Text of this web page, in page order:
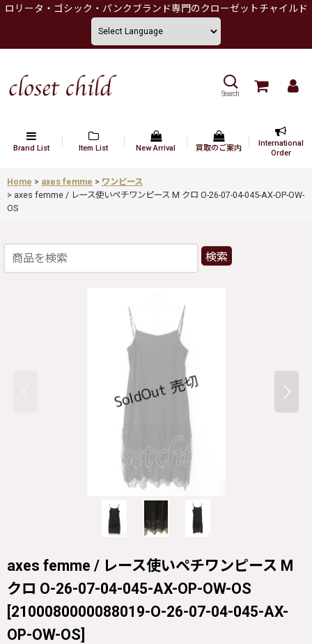
ロリータ・ゴシック・パンクブランド専門のクローゼットチャイルド
Search
Brand List Item List New Arrival 買取のご案内
International
Order
Home > axes femme > ワンピース
> axes femme / レース使いペチワンピース M クロ O-26-07-04-045-AX-OP-OW-
OS
検索
axes femme / レース使いペチワンピース M
クロ O-26-07-04-045-AX-OP-OW-OS
[2100080000088019-O-26-07-04-045-AX-
OP-OW-OS]